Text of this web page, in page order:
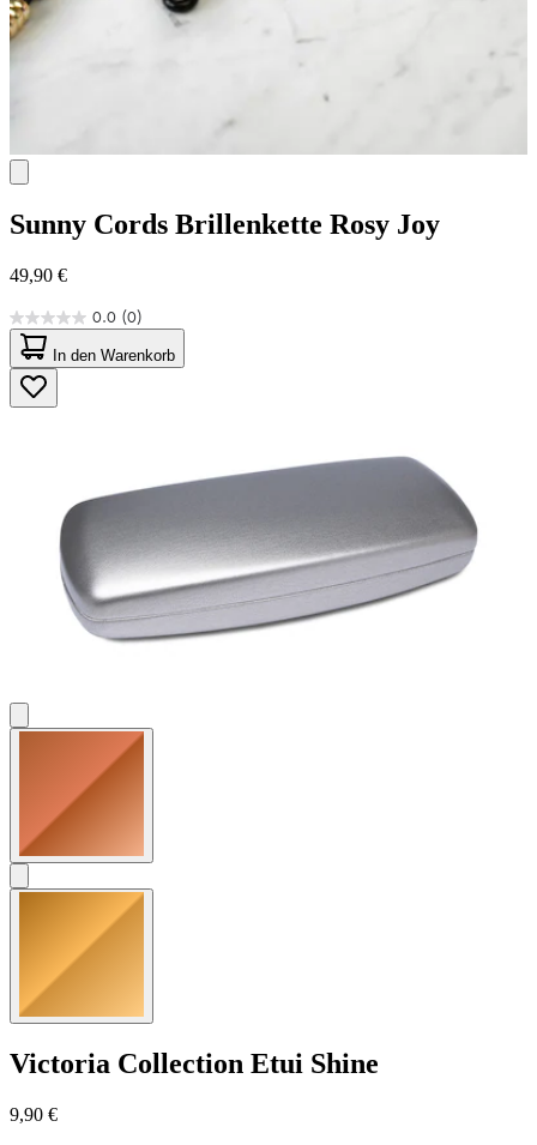
Sunny Cords Brillenkette Rosy Joy
49,90 €
0.0 (0)
0.0
von
5
Sternen.
In den Warenkorb
Victoria Collection Etui Shine
9,90 €